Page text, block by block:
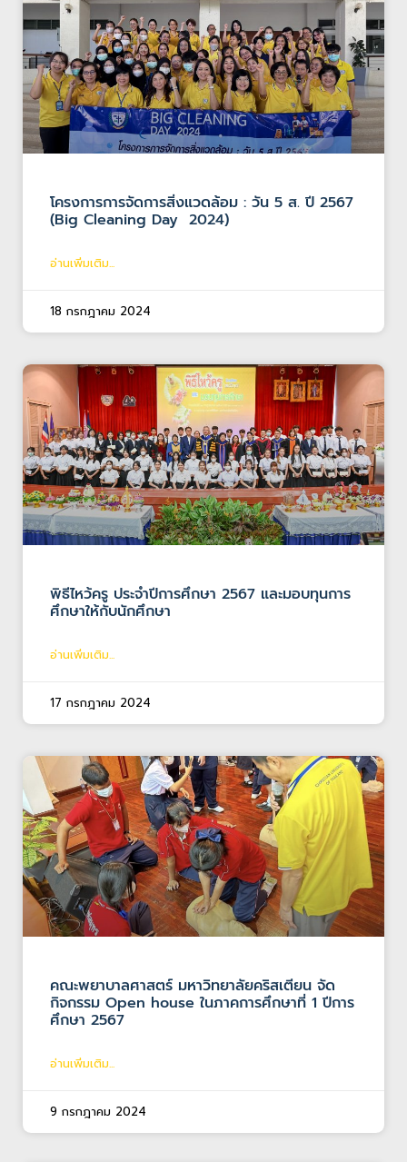
โครงการการจัดการสิ่งแวดล้อม : วัน 5 ส. ปี 2567
(Big Cleaning Day 2024)
อ่านเพิ่มเติม...
18 กรกฎาคม 2024
พิธีไหว้ครู ประจำปีการศึกษา 2567 และมอบทุนการ
ศึกษาให้กับนักศึกษา
อ่านเพิ่มเติม...
17 กรกฎาคม 2024
คณะพยาบาลศาสตร์ มหาวิทยาลัยคริสเตียน จัด
กิจกรรม Open house ในภาคการศึกษาที่ 1 ปีการ
ศึกษา 2567
อ่านเพิ่มเติม...
9 กรกฎาคม 2024